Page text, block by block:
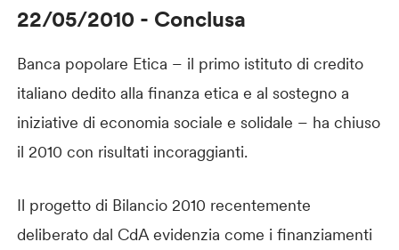
22/05/2010 - Conclusa
Banca popolare Etica – il primo istituto di credito
italiano dedito alla finanza etica e al sostegno a
iniziative di economia sociale e solidale – ha chiuso
il 2010 con risultati incoraggianti.
Il progetto di Bilancio 2010 recentemente
deliberato dal CdA evidenzia come i finanziamenti